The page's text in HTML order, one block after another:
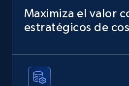
Title, Seller name, Brand,
price, Currency, Availability,
more.
eCommerce
Maximiza el valor
estratégicos de